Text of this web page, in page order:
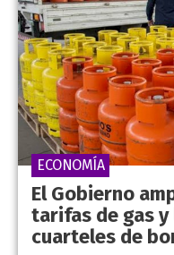
El Gobierno
tarifas de gas
cuarteles de
ECONOMÍA